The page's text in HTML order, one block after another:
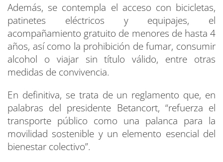
Además, se contempla el acceso con bicicletas,
patinetes eléctricos y equipajes, el
acompañamiento gratuito de menores de hasta 4
años, así como la prohibición de fumar, consumir
alcohol o viajar sin título válido, entre otras
medidas de convivencia.
En definitiva, se trata de un reglamento que, en
palabras del presidente Betancort, “refuerza el
transporte público como una palanca para la
movilidad sostenible y un elemento esencial del
bienestar colectivo”.